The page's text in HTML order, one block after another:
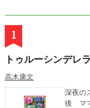
1
トゥルーシン
高木康文
深夜
後 マ